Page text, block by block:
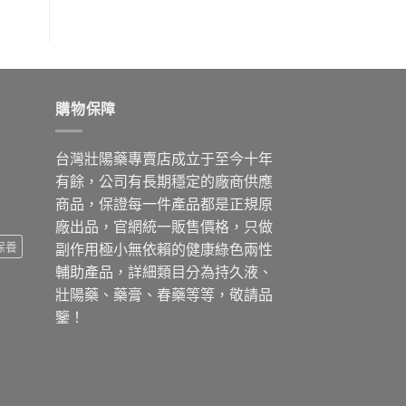
養
購物保障
台灣壯陽藥專賣店成立于至今十年
有餘，公司有長期穩定的廠商供應
商品，保證每一件產品都是正規原
廠出品，官網統一販售價格，只做
副作用極小無依賴的健康綠色兩性
輔助產品，詳細類目分為持久液、
壯陽藥、藥膏、春藥等等，敬請品
鑒！